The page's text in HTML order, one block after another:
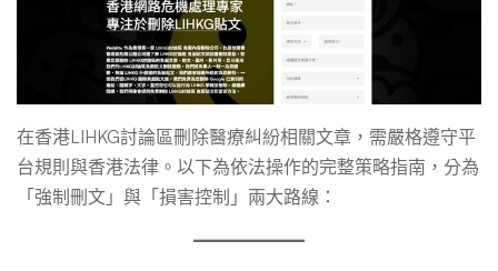
關
醫
在香港LIHKG討論區刪除醫療糾紛相關文章，需嚴格遵守平
台規則與香港法律。以下為依法操作的完整策略指南，分為
「強制刪文」與「損害控制」兩大路線：